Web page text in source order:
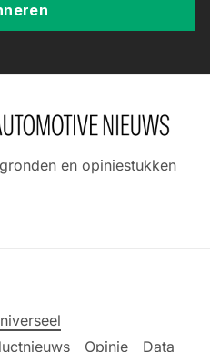
en opiniestukken
Opinie
Data